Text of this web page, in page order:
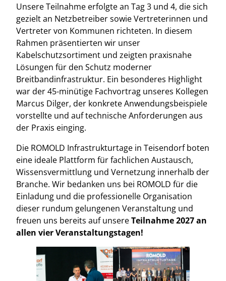
Unsere Teilnahme erfolgte an Tag 3 und 4, die sich
gezielt an Netzbetreiber sowie Vertreterinnen und
Vertreter von Kommunen richteten. In diesem
Rahmen präsentierten wir unser
Kabelschutzsortiment und zeigten praxisnahe
Lösungen für den Schutz moderner
Breitbandinfrastruktur. Ein besonderes Highlight
war der 45-minütige Fachvortrag unseres Kollegen
Marcus Dilger, der konkrete Anwendungsbeispiele
vorstellte und auf technische Anforderungen aus
der Praxis einging.
Die ROMOLD Infrastrukturtage in Teisendorf boten
eine ideale Plattform für fachlichen Austausch,
Wissensvermittlung und Vernetzung innerhalb der
Branche. Wir bedanken uns bei ROMOLD für die
Einladung und die professionelle Organisation
dieser rundum gelungenen Veranstaltung und
freuen uns bereits auf unsereTeilnahme 2027 an
allen vier Veranstaltungstagen!